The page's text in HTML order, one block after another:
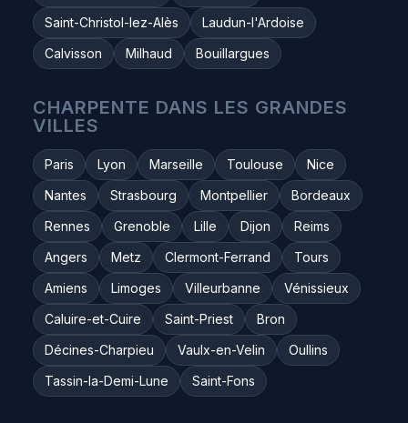
Saint-Christol-lez-Alès
Laudun-l'Ardoise
Calvisson
Milhaud Bouillargues
CHARPENTE DANS LES GRANDES
VILLES
Paris Lyon Marseille Toulouse
Nice
Nantes
Strasbourg Montpellier
Bordeaux
Rennes
Grenoble Lille Dijon
Reims
Angers
Metz Clermont-Ferrand
Tours
Amiens
Limoges Villeurbanne
Vénissieux
Caluire-et-Cuire
Saint-Priest
Bron
Décines-Charpieu
Vaulx-en-Velin
Oullins
Tassin-la-Demi-Lune
Saint-Fons